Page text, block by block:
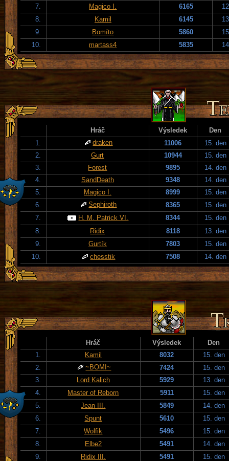
7.
Magico I. 6165
8.
Kamil 6145
9.
Bomíto 5860
10.
martass4 5835
Hráč Výsledek
Den
1.
draken 11006
15. den
2.
Gurt 10944
15. den
3.
Forest 9895
14. den
4.
SandDeath 9348
14. den
5.
Magico I. 8999
15. den
6.
Sephiroth 8365
15. den
7.
H. M. Patrick VI. 8344
15. den
8.
Ridix 8118
13. den
9.
Gurtík 7803
15. den
10.
chesstik 7508 14. den
Hráč Výsledek
Den
1.
Kamil 8032
15. den
2.
~BOMI~ 7424
15. den
3.
Lord Kalich 5929
13. den
4.
Master of Reborn 5911
15. den
5.
Jean III. 5849
14. den
6.
Spunt 5610
15. den
7.
Wolfik 5496
15. den
8.
Elbe2 5491
14. den
9.
Ridix III. 5491
15. den